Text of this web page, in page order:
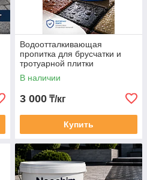
Водоотталкивающая
пропитка для брусчатки и
тротуарной плитки
В наличии
3 000 ₸/кг
Купить